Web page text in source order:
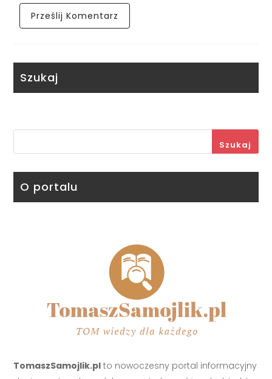
Szukaj
Szukaj
O portalu
TomaszSamojlik.pl to nowoczesny portal informacyjny